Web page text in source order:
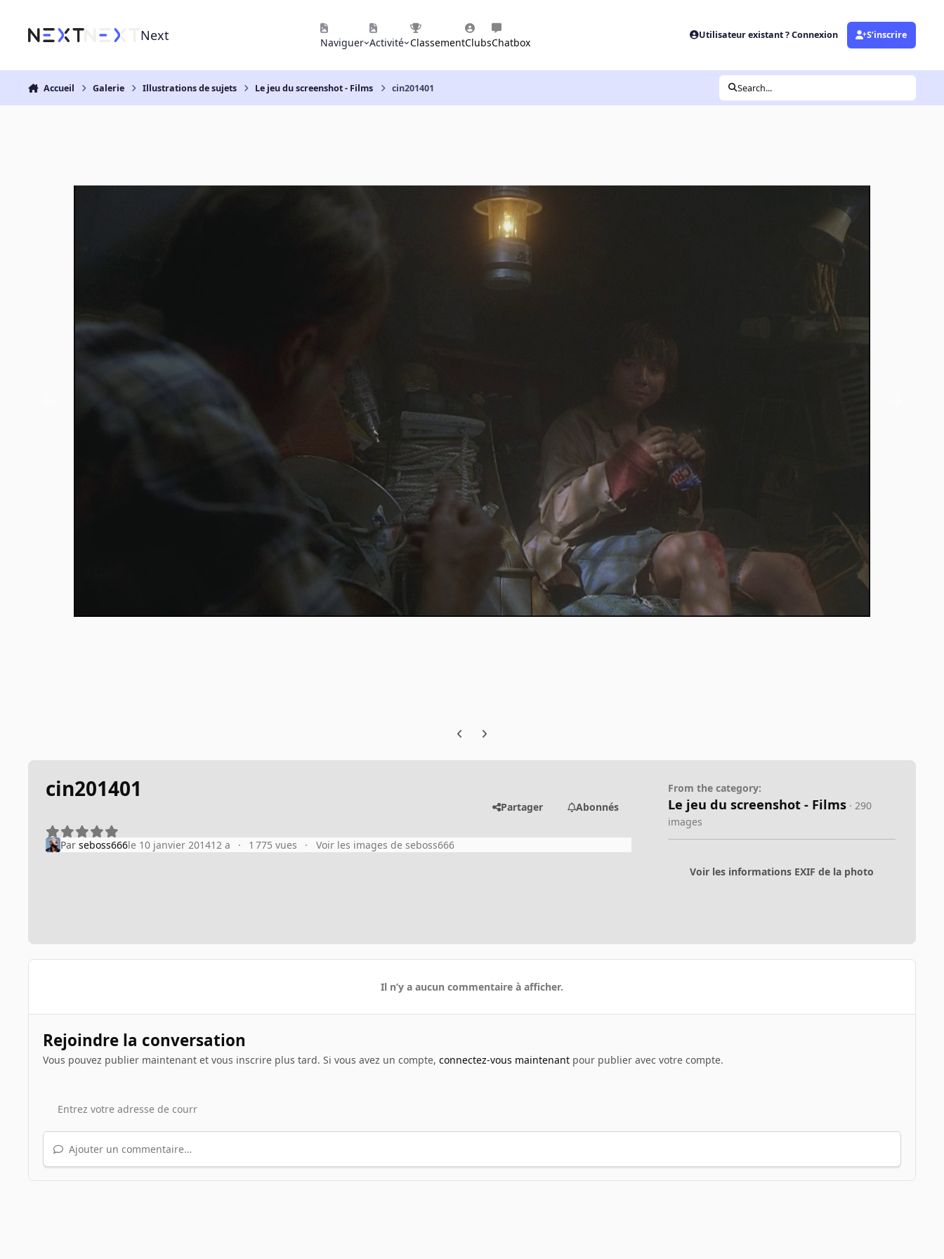
Next Naviguer Activité ClassementClubsChatbox
Utilisateur existant ? Connexion S’inscrire
Accueil Galerie Illustrations de sujets Le jeu du screenshot - Films cin201401 Search...
Previous carousel slide
Next carousel slide
cin201401
Partager Abonnés
Par seboss666le 10 janvier 201412 a 1 775 vues Voir les images de seboss666
From the category:
Le jeu du screenshot - Films · 290
images
Voir les informations EXIF de la photo
Il n’y a aucun commentaire à afficher.
Rejoindre la conversation
Vous pouvez publier maintenant et vous inscrire plus tard. Si vous avez un compte, connectez-vous maintenantpour publier avec votre compte.
Ajouter un commentaire…